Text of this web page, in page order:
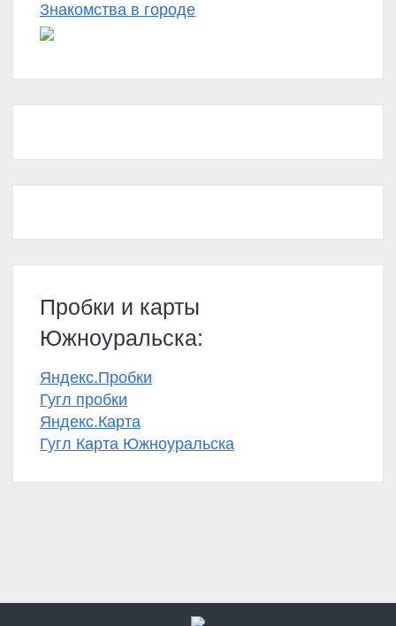
Знакомства в городе
Пробки и карты
Южноуральска:
Яндекс.Пробки
Гугл пробки
Яндекс.Карта
Гугл Карта Южноуральска